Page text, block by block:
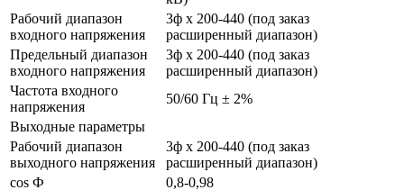
Рабочий диапазон
входного напряжения
3ф х 200-440 (под заказ
расширенный диапазон)
Предельный диапазон
входного напряжения
3ф х 200-440 (под заказ
расширенный диапазон)
Частота входного
напряжения
50/60 Гц ± 2%
Выходные параметры
Рабочий диапазон
выходного напряжения
3ф х 200-440 (под заказ
расширенный диапазон)
cos Ф
0,8-0,98